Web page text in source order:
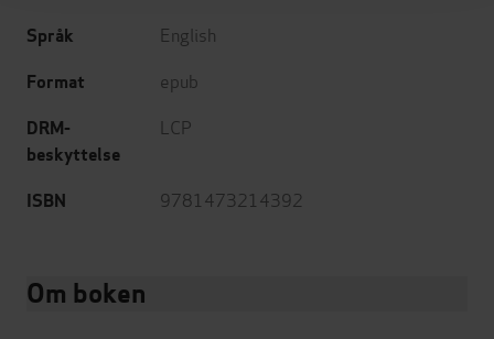
Språk English
Format epub
DRM-
beskyttelse
LCP
ISBN 9781473214392
Om boken